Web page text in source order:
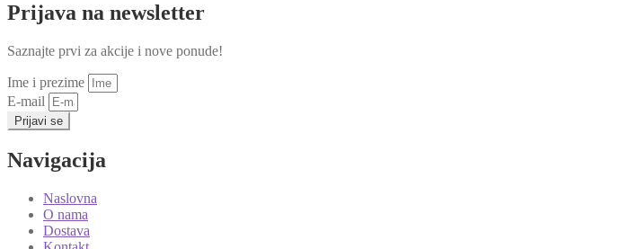
Prijava na newsletter
Saznajte prvi za akcije i nove ponude!
Ime i prezime
E-mail
Prijavi se
Navigacija
Naslovna
O nama
Dostava